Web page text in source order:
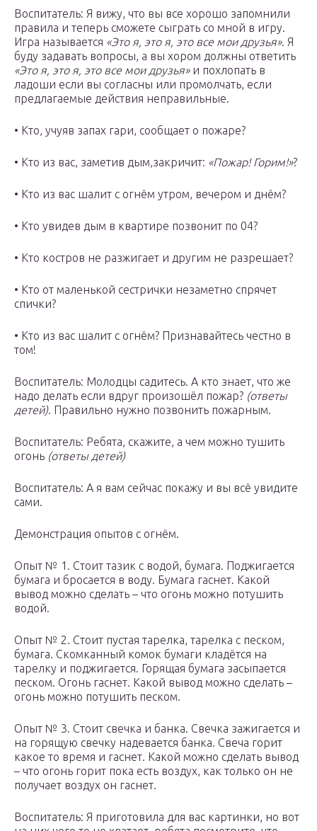
Воспитатель: Я вижу, что вы все хорошо запомнили
правила и теперь сможете сыграть со мной в игру.
Игра называется «Это я, это я, это все мои друзья». Я
буду задавать вопросы, а вы хором должны ответить
«Это я, это я, это все мои друзья»и похлопать в
ладоши если вы согласны или промолчать, если
предлагаемые действия неправильные.
• Кто, учуяв запах гари, сообщает о пожаре?
• Кто из вас, заметив дым,закричит: «Пожар! Горим!»?
• Кто из вас шалит с огнём утром, вечером и днём?
• Кто увидев дым в квартире позвонит по 04?
• Кто костров не разжигает и другим не разрешает?
• Кто от маленькой сестрички незаметно спрячет
спички?
• Кто из вас шалит с огнём? Признавайтесь честно в
том!
Воспитатель: Молодцы садитесь. А кто знает, что же
надо делать если вдруг произошёл пожар? (ответы
детей). Правильно нужно позвонить пожарным.
Воспитатель: Ребята, скажите, а чем можно тушить
огонь (ответы детей)
Воспитатель: А я вам сейчас покажу и вы всё увидите
сами.
Демонстрация опытов с огнём.
Опыт № 1. Стоит тазик с водой, бумага. Поджигается
бумага и бросается в воду. Бумага гаснет. Какой
вывод можно сделать – что огонь можно потушить
водой.
Опыт № 2. Стоит пустая тарелка, тарелка с песком,
бумага. Скомканный комок бумаги кладётся на
тарелку и поджигается. Горящая бумага засыпается
песком. Огонь гаснет. Какой вывод можно сделать –
огонь можно потушить песком.
Опыт № 3. Стоит свечка и банка. Свечка зажигается и
на горящую свечку надевается банка. Свеча горит
какое то время и гаснет. Какой можно сделать вывод
– что огонь горит пока есть воздух, как только он не
получает воздух он гаснет.
Воспитатель: Я приготовила для вас картинки, но вот